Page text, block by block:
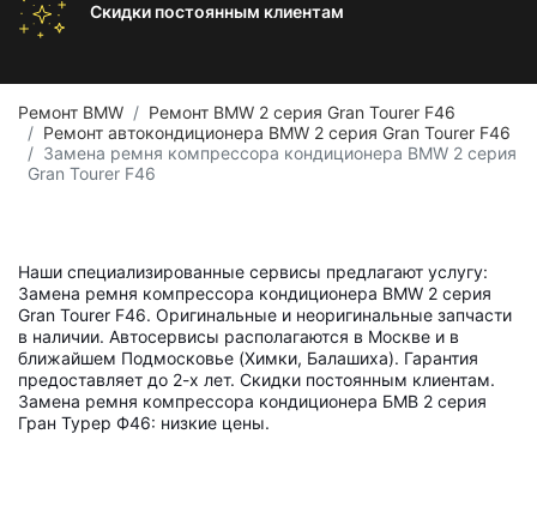
Скидки постоянным клиентам
Ремонт BMW
Ремонт BMW 2 серия Gran Tourer F46
Ремонт автокондиционера BMW 2 серия Gran Tourer F46
Замена ремня компрессора кондиционера BMW 2 серия
Gran Tourer F46
Наши специализированные сервисы предлагают услугу:
Замена ремня компрессора кондиционера BMW 2 серия
Gran Tourer F46. Оригинальные и неоригинальные запчасти
в наличии. Автосервисы располагаются в Москве и в
ближайшем Подмосковье (Химки, Балашиха). Гарантия
предоставляет до 2-х лет. Скидки постоянным клиентам.
Замена ремня компрессора кондиционера БМВ 2 серия
Гран Турер Ф46: низкие цены.